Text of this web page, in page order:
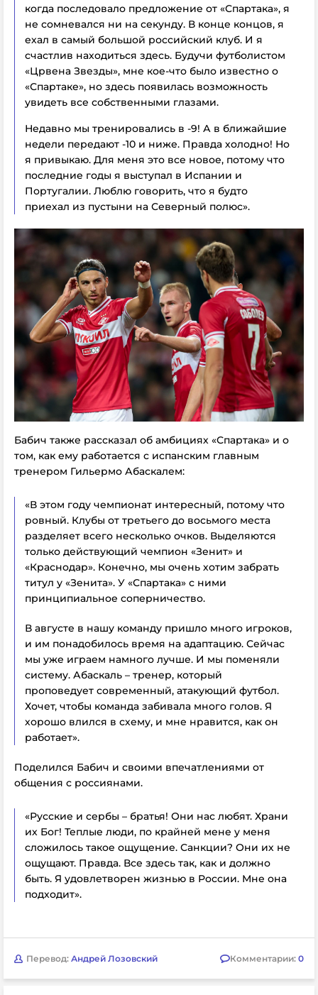
когда последовало предложение от «Спартака», я
не сомневался ни на секунду. В конце концов, я
ехал в самый большой российский клуб. И я
счастлив находиться здесь. Будучи футболистом
«Црвена Звезды», мне кое-что было известно о
«Спартаке», но здесь появилась возможность
увидеть все собственными глазами.
Недавно мы тренировались в -9! А в ближайшие
недели передают -10 и ниже. Правда холодно! Но
я привыкаю. Для меня это все новое, потому что
последние годы я выступал в Испании и
Португалии. Люблю говорить, что я будто
приехал из пустыни на Северный полюс».
Бабич также рассказал об амбициях «Спартака» и о
том, как ему работается с испанским главным
тренером Гильермо Абаскалем:
«В этом году чемпионат интересный, потому что
ровный. Клубы от третьего до восьмого места
разделяет всего несколько очков. Выделяются
только действующий чемпион «Зенит» и
«Краснодар». Конечно, мы очень хотим забрать
титул у «Зенита». У «Спартака» с ними
принципиальное соперничество.
В августе в нашу команду пришло много игроков,
и им понадобилось время на адаптацию. Сейчас
мы уже играем намного лучше. И мы поменяли
систему. Абаскаль – тренер, который
проповедует современный, атакующий футбол.
Хочет, чтобы команда забивала много голов. Я
хорошо влился в схему, и мне нравится, как он
работает».
Поделился Бабич и своими впечатлениями от
общения с россиянами.
«Русские и сербы – братья! Они нас любят. Храни
их Бог! Теплые люди, по крайней мене у меня
сложилось такое ощущение. Санкции? Они их не
ощущают. Правда. Все здесь так, как и должно
быть. Я удовлетворен жизнью в России. Мне она
подходит».
Перевод: Андрей Лозовский Комментарии: 0